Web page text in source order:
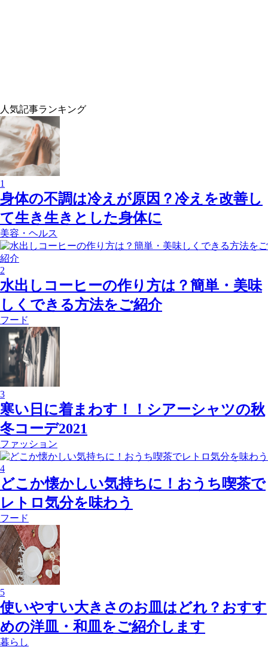
人気記事ランキング
1
身体の不調は冷えが原因？冷えを改善し
て生き生きとした身体に
美容・ヘルス
2
水出しコーヒーの作り方は？簡単・美味
しくできる方法をご紹介
フード
3
寒い日に着まわす！！シアーシャツの秋
冬コーデ2021
ファッション
4
どこか懐かしい気持ちに！おうち喫茶で
レトロ気分を味わう
フード
5
使いやすい大きさのお皿はどれ？おすす
めの洋皿・和皿をご紹介します
暮らし